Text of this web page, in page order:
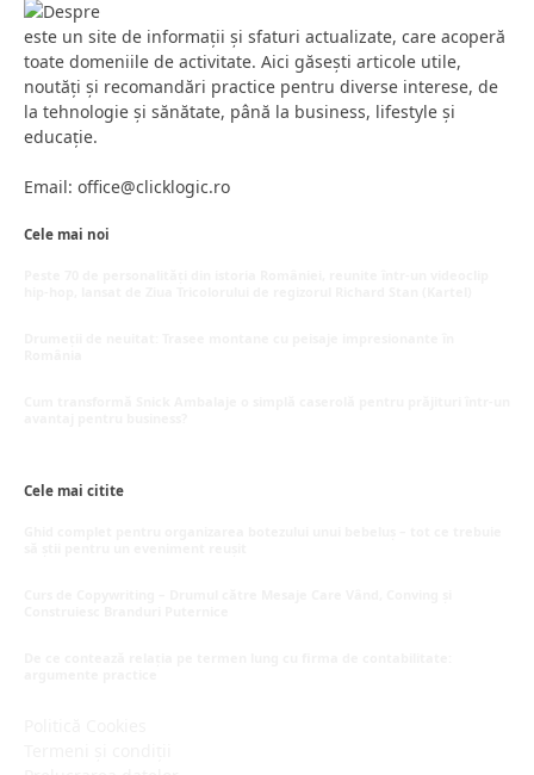
este un site de informații și sfaturi actualizate, care acoperă
toate domeniile de activitate. Aici găsești articole utile,
noutăți și recomandări practice pentru diverse interese, de
la tehnologie și sănătate, până la business, lifestyle și
educație.
Email: office@clicklogic.ro
Cele mai noi
Cele mai citite